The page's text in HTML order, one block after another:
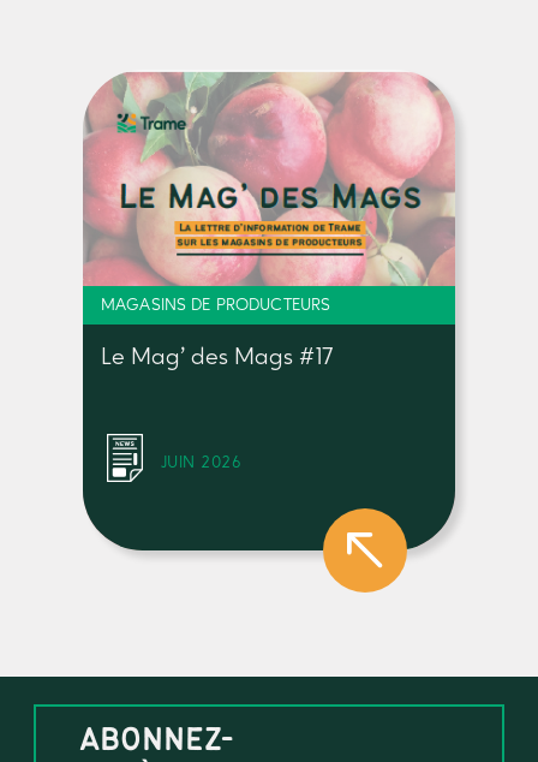
MAGASINS DE PRODUCTEURS
Le Mag’ des Mags #17
JUIN 2026
ABONNEZ-